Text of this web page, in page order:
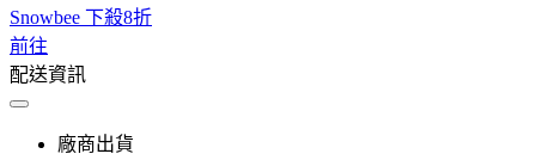
Snowbee 下殺8折
前往
配送資訊
廠商出貨